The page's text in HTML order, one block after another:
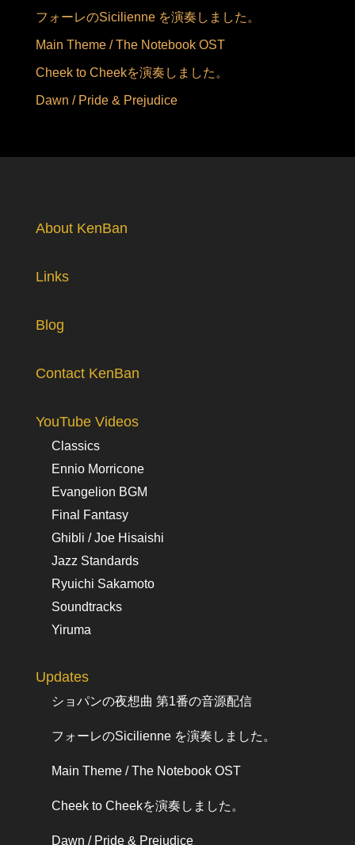
フォーレのSicilienne を演奏しました。
Main Theme / The Notebook OST
Cheek to Cheekを演奏しました。
Dawn / Pride & Prejudice
About KenBan
Links
Blog
Contact KenBan
YouTube Videos
Classics
Ennio Morricone
Evangelion BGM
Final Fantasy
Ghibli / Joe Hisaishi
Jazz Standards
Ryuichi Sakamoto
Soundtracks
Yiruma
Updates
ショパンの夜想曲 第1番の音源配信
フォーレのSicilienne を演奏しました。
Main Theme / The Notebook OST
Cheek to Cheekを演奏しました。
Dawn / Pride & Prejudice